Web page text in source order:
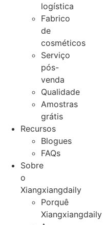
logística
Fabrico
de
cosméticos
Serviço
pós-
venda
Qualidade
Amostras
grátis
Recursos
Blogues
FAQs
Sobre
o
Xiangxiangdaily
Porquê
Xiangxiangdaily